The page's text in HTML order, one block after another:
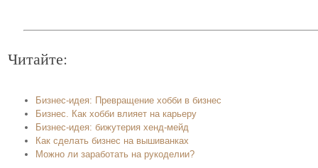
Читайте:
Бизнес-идея: Превращение хобби в бизнес
Бизнес. Как хобби влияет на карьеру
Бизнес-идея: бижутерия хенд-мейд
Как сделать бизнес на вышиванках
Можно ли заработать на рукоделии?